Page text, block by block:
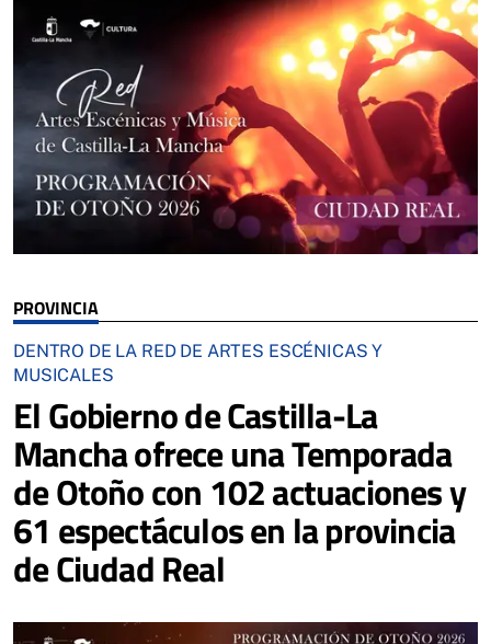
PROVINCIA
DENTRO DE LA RED DE ARTES ESCÉNICAS Y
MUSICALES
El Gobierno de Castilla-La
Mancha ofrece una Temporada
de Otoño con 102 actuaciones y
61 espectáculos en la provincia
de Ciudad Real